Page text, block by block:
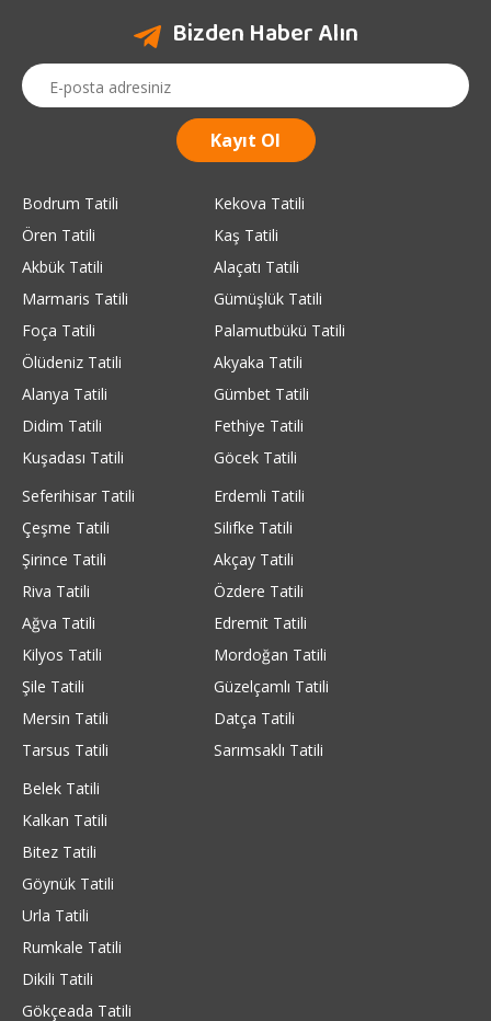
Bizden Haber Alın
Bodrum Tatili
Ören Tatili
Akbük Tatili
Marmaris Tatili
Foça Tatili
Ölüdeniz Tatili
Alanya Tatili
Didim Tatili
Kuşadası Tatili
Kekova Tatili
Kaş Tatili
Alaçatı Tatili
Gümüşlük Tatili
Palamutbükü Tatili
Akyaka Tatili
Gümbet Tatili
Fethiye Tatili
Göcek Tatili
Seferihisar Tatili
Çeşme Tatili
Şirince Tatili
Riva Tatili
Ağva Tatili
Kilyos Tatili
Şile Tatili
Mersin Tatili
Tarsus Tatili
Erdemli Tatili
Silifke Tatili
Akçay Tatili
Özdere Tatili
Edremit Tatili
Mordoğan Tatili
Güzelçamlı Tatili
Datça Tatili
Sarımsaklı Tatili
Belek Tatili
Kalkan Tatili
Bitez Tatili
Göynük Tatili
Urla Tatili
Rumkale Tatili
Dikili Tatili
Gökçeada Tatili